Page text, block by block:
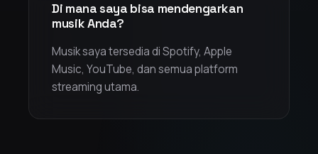
Di mana saya bisa mendengarkan
musik Anda?
Musik saya tersedia di Spotify, Apple
Music, YouTube, dan semua platform
streaming utama.